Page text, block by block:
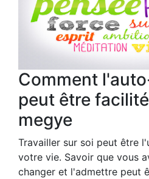
Comment
peut être
megye
Travailler sur soi peut être
votre vie. Savoir que vous
changer et l'admettre peut